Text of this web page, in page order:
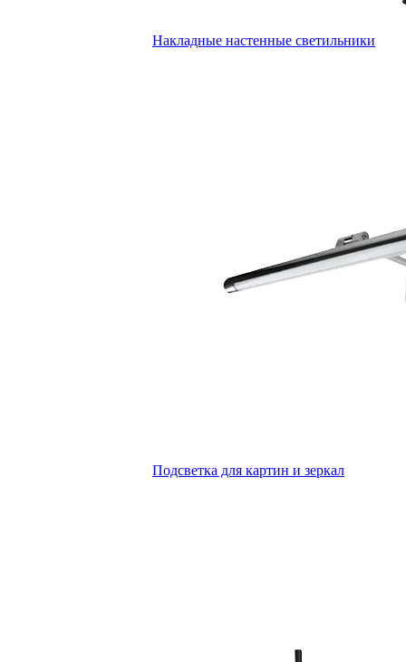
Накладные настенные светильники
Подсветка для картин и зеркал